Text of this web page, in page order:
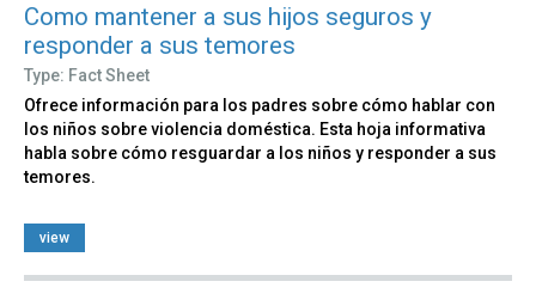
Como mantener a sus hijos seguros y
responder a sus temores
Type: Fact Sheet
Ofrece información para los padres sobre cómo hablar con
los niños sobre violencia doméstica. Esta hoja informativa
habla sobre cómo resguardar a los niños y responder a sus
temores.
view